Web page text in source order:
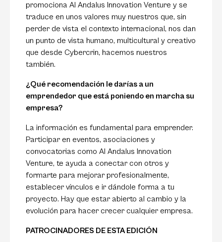
promociona Al Andalus Innovation Venture y se
traduce en unos valores muy nuestros que, sin
perder de vista el contexto internacional, nos dan
un punto de vista humano, multicultural y creativo
que desde Cybercrin, hacemos nuestros
también.
¿Qué recomendación le darías a un
emprendedor que está poniendo en marcha su
empresa?
La información es fundamental para emprender.
Participar en eventos, asociaciones y
convocatorias como Al Andalus Innovation
Venture, te ayuda a conectar con otros y
formarte para mejorar profesionalmente,
establecer vínculos e ir dándole forma a tu
proyecto. Hay que estar abierto al cambio y la
evolución para hacer crecer cualquier empresa.
PATROCINADORES DE ESTA EDICIÓN